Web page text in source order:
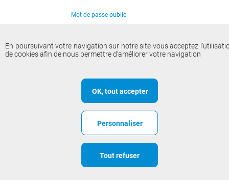
Mot de passe oublié
En poursuivant votre navigation sur notre site vous acceptez
de cookies afin de nous permettre d'améliorer votre navigation
OK, tout accepter
Personnaliser
Tout refuser